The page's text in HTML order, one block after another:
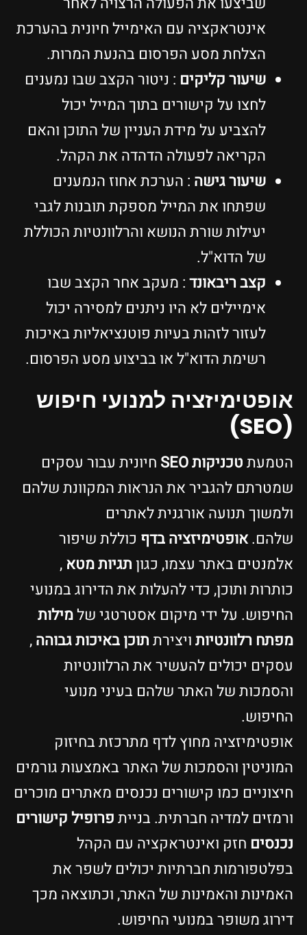
אינטראקציה עם האימייל חיונית בהערכת
הצלחת מסע הפרסום בהנעת המרות.
שיעור קליקים : ניטור הקצב שבו נמענים
לחצו על קישורים בתוך המייל יכול
להצביע על מידת העניין של התוכן והאם
הקריאה לפעולה הדהדה את הקהל.
שיעור גישה : הערכת אחוז הנמענים
שפתחו את המייל מספקת תובנות לגבי
יעילות שורת הנושא והרלוונטיות הכוללת
של הדוא"ל.
קצב ריבאונד: מעקב אחר הקצב שבו
אימיילים לא היו ניתנים למסירה יכול
לעזור לזהות בעיות פוטנציאליות באיכות
רשימת הדוא"ל או בביצוע מסע הפרסום.
אופטימיזציה למנועי חיפוש
(SEO)
הטמעתטכניקות SEO
חיונית עבור עסקים
שמטרתם להגביר את הנראות המקוונת שלהם
ולמשוך תנועה אורגנית לאתרים
שלהם.אופטימיזציה בדף כוללת שיפור
אלמנטים באתר עצמו, כגון תגיות מטא,
כותרות ותוכן, כדי להעלות את הדירוג במנועי
החיפוש. על ידי מיקום אסטרטגי שלמילות
מפתח רלוונטיותויצירתתוכן באיכות גבוהה,
עסקים יכולים להעשיר את הרלוונטיות
והסמכות של האתר שלהם בעיני מנועי
החיפוש.
אופטימיזציה מחוץ לדף מתרכזת בחיזוק
המוניטין והסמכות של האתר באמצעות גורמים
חיצוניים כמו קישורים נכנסים מאתרים מוכרים
ורמזים למדיה חברתית. בנייתפרופיל קישורים
נכנסים חזק ואינטראקציה עם הקהל
בפלטפורמות חברתיות יכולים לשפר את
האמינות והאמינות של האתר, וכתוצאה מכך
דירוג משופר במנועי החיפוש.